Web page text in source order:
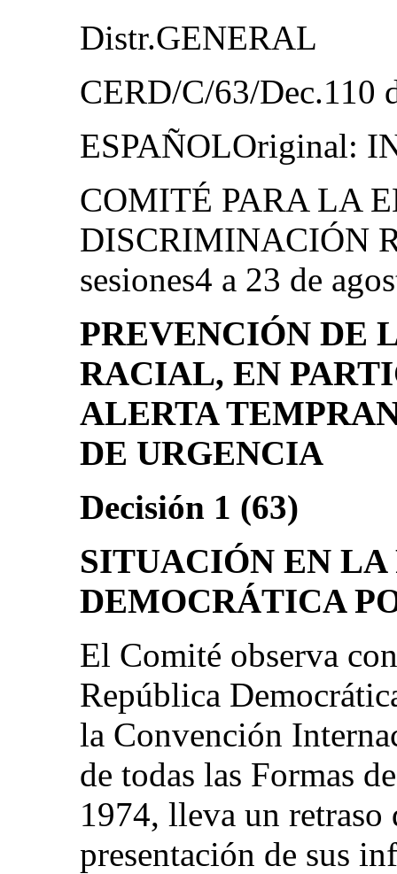
Distr.GENERAL
CERD/C/63/Dec.110
ESPAÑOLOriginal:
COMITÉ PARA LA
DISCRIMINACIÓN
sesiones4 a 23 de
PREVENCIÓN DE
RACIAL, EN
ALERTA
DE URGENCIA
Decisión 1 (63)
SITUACIÓN EN
DEMOCRÁTICA
El Comité observa
República
la Convención
de todas las Formas
1974, lleva un retraso
presentación de sus